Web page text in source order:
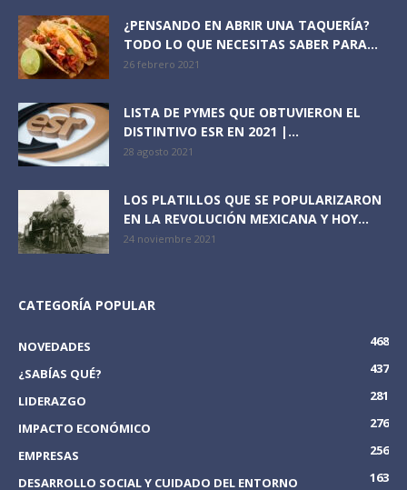
¿PENSANDO EN ABRIR UNA TAQUERÍA?
TODO LO QUE NECESITAS SABER PARA...
26 febrero 2021
LISTA DE PYMES QUE OBTUVIERON EL
DISTINTIVO ESR EN 2021 |...
28 agosto 2021
LOS PLATILLOS QUE SE POPULARIZARON
EN LA REVOLUCIÓN MEXICANA Y HOY...
24 noviembre 2021
CATEGORÍA POPULAR
NOVEDADES
468
¿SABÍAS QUÉ?
437
LIDERAZGO
281
IMPACTO ECONÓMICO
276
EMPRESAS
256
DESARROLLO SOCIAL Y CUIDADO DEL ENTORNO
163